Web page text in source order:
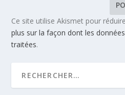
Ce site utilise Akismet pour
plus sur la façon dont les
traitées.